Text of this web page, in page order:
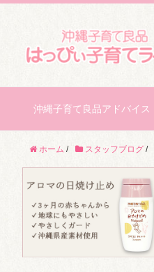
沖縄子育て良品アドバイス
ホーム / スタッフブログ /